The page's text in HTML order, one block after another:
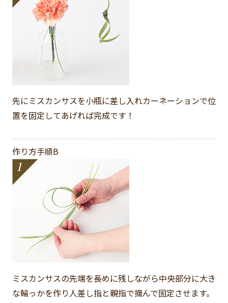
先にミスカンサスを小瓶に差し入れカーネーションで位
置を固定してあげれば完成です！
作り方手順B
ミスカンサスの先端を長めに残しながら中央部分に大き
な輪っかを作り人差し指と親指で摘んで固定させます。